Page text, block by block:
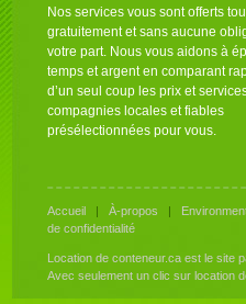
Nos services vous sont offerts
gratuitement et sans aucune
votre part. Nous vous aidons à
temps et argent en comparant
d’un seul coup les prix et
compagnies locales et fiables
présélectionnées pour vous.
Accueil | À-propos |
de confidentialité
Location de conteneur.ca est le site
Avec seulement un clic sur location